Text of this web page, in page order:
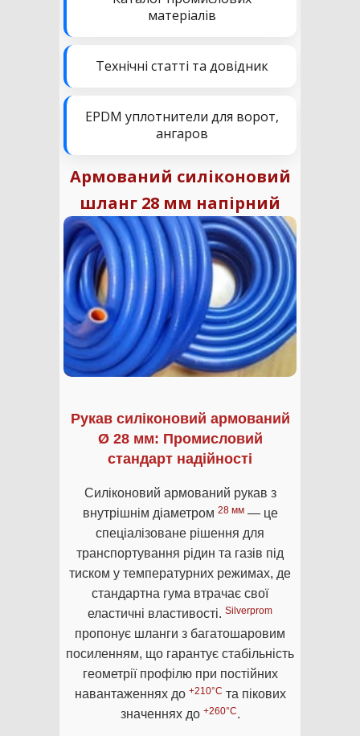
матеріалів
Технічні статті та довідник
EPDM уплотнители для ворот,
ангаров
Армований силіконовий
шланг 28 мм напірний
Рукав силіконовий армований
Ø 28 мм: Промисловий
стандарт надійності
Силіконовий армований рукав з
внутрішнім діаметром 28 мм— це
спеціалізоване рішення для
транспортування рідин та газів під
тиском у температурних режимах, де
стандартна гума втрачає свої
еластичні властивості. Silverprom
пропонує шланги з багатошаровим
посиленням, що гарантує стабільність
геометрії профілю при постійних
навантаженнях до +210°C та пікових
значеннях до +260°C.